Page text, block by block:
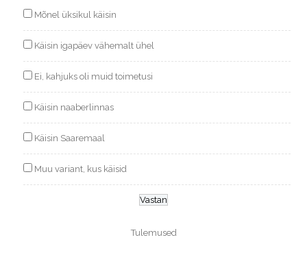
Mõnel üksikul käisin
Käisin igapäev vähemalt ühel
Ei, kahjuks oli muid toimetusi
Käisin naaberlinnas
Käisin Saaremaal
Muu variant, kus käisid
Tulemused